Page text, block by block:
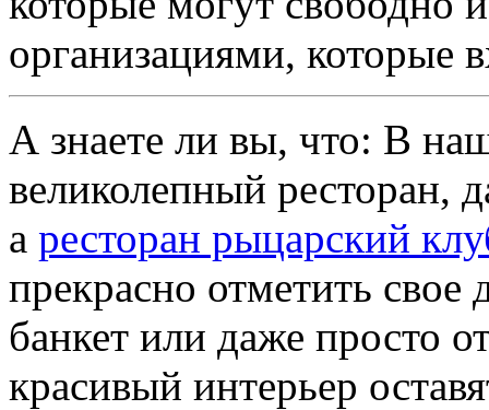
организациями, которые
А знаете ли вы, что: В
великолепный ресторан,
а ресторан рыцарский
прекрасно отметить свое
банкет или даже просто
красивый интерьер